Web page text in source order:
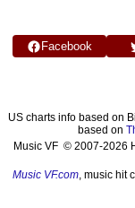
Facebook
US charts info based on
based on
Music VF © 2007-2026
Music VF.com, music hit